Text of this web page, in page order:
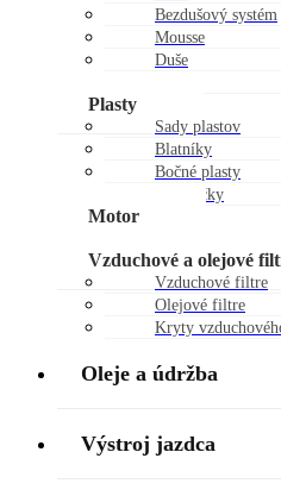
Bezdušový systém
Mousse
Duše
Plasty
Sady plastov
Blatníky
Bočné plasty
Chráničky
Motor
Vzduchové a olejové
Vzduchové filtre
Olejové filtre
Kryty
Oleje a údržba
Výstroj jazdca